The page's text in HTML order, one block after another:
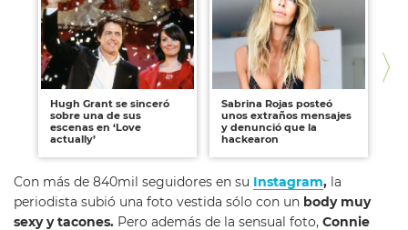
Hugh Grant se sinceró
sobre una de sus
escenas en ‘Love
actually’
Sabrina Rojas posteó
unos extraños mensajes
y denunció que la
hackearon
Con más de 840mil seguidores en su Instagram, la
periodista subió una foto vestida sólo con un body muy
sexy y tacones. Pero además de la sensual foto, Connie